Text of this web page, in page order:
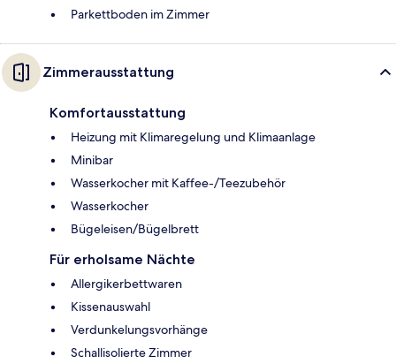
Parkettboden im Zimmer
Zimmerausstattung
Komfortausstattung
Heizung mit Klimaregelung und Klimaanlage
Minibar
Wasserkocher mit Kaffee-/Teezubehör
Wasserkocher
Bügeleisen/Bügelbrett
Für erholsame Nächte
Allergikerbettwaren
Kissenauswahl
Verdunkelungsvorhänge
Schallisolierte Zimmer